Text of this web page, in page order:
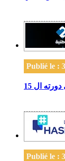
Publié le :
ال 15
Publié le :